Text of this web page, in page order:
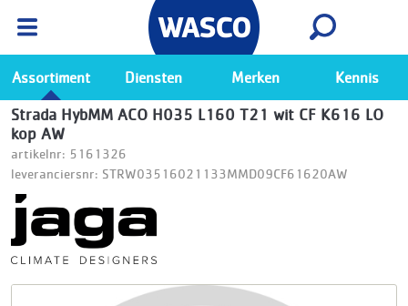
Ga naar de Wasco app
Bekijk
Assortiment Diensten Merken Kennis
Strada HybMM ACO H035 L160 T21 wit CF K616 LO
kop AW
artikelnr: 5161326
leveranciersnr: STRW03516021133MMD09CF61620AW